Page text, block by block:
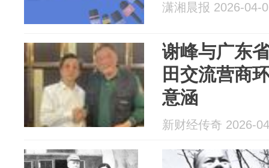
潇湘晨报 2026-04-
谢峰与广东
田交流营商
意涵
新财经传奇 2026-